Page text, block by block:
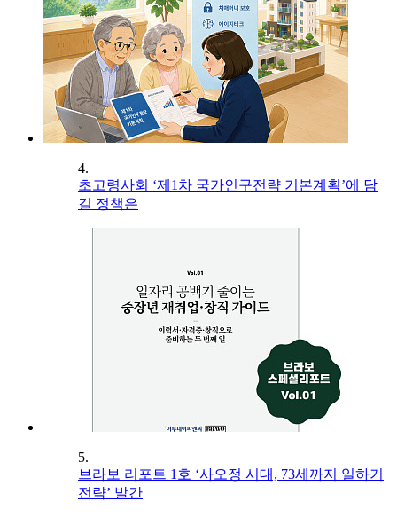
4.
초고령사회 ‘제1차 국가인구전략 기본계획’에 담
길 정책은
5.
브라보 리포트 1호 ‘사오정 시대, 73세까지 일하기
전략’ 발간